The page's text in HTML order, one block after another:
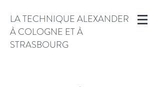
LA TECHNIQUE ALEXANDER
À COLOGNE ET À
STRASBOURG